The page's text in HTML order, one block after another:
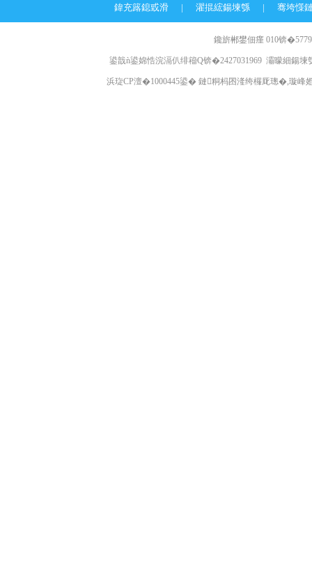
鍏充簬鎴戜滑 | 濯掍綋鍚堜綔 | 骞垮憡
鑱旂郴鐢佃瘽 010锛
鍙戠ǹ鍙婂悎浣滆仈绯籕Q锛�2427031969 灞曚細鍚堜
浜琁CP澶�1000445鍙� 鏈粡杩囨湰绔欏厑璁�,璇峰